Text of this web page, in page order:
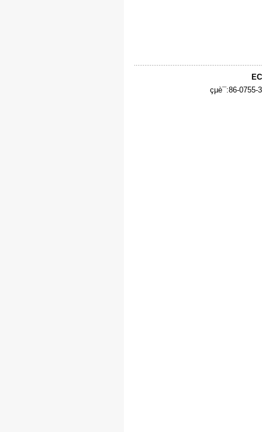
çµè¯:86-